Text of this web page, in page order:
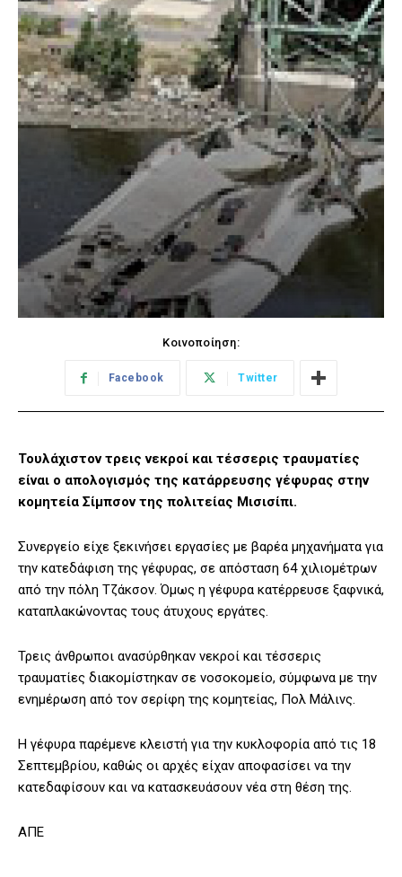
Κοινοποίηση:
Facebook Twitter
Τουλάχιστον τρεις νεκροί και τέσσερις τραυματίες
είναι ο απολογισμός της κατάρρευσης γέφυρας στην
κομητεία Σίμπσον της πολιτείας Μισισίπι.
Συνεργείο είχε ξεκινήσει εργασίες με βαρέα μηχανήματα για
την κατεδάφιση της γέφυρας, σε απόσταση 64 χιλιομέτρων
από την πόλη Τζάκσον. Όμως η γέφυρα κατέρρευσε ξαφνικά,
καταπλακώνοντας τους άτυχους εργάτες.
Τρεις άνθρωποι ανασύρθηκαν νεκροί και τέσσερις
τραυματίες διακομίστηκαν σε νοσοκομείο, σύμφωνα με την
ενημέρωση από τον σερίφη της κομητείας, Πολ Μάλινς.
Η γέφυρα παρέμενε κλειστή για την κυκλοφορία από τις 18
Σεπτεμβρίου, καθώς οι αρχές είχαν αποφασίσει να την
κατεδαφίσουν και να κατασκευάσουν νέα στη θέση της.
ΑΠΕ